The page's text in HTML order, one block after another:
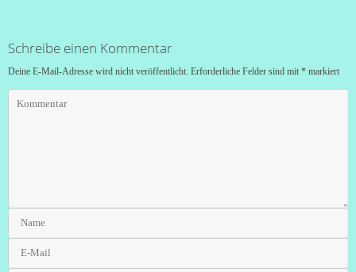
Schreibe einen Kommentar
Deine E-Mail-Adresse wird nicht veröffentlicht. Erforderliche Felder sind mit * markiert